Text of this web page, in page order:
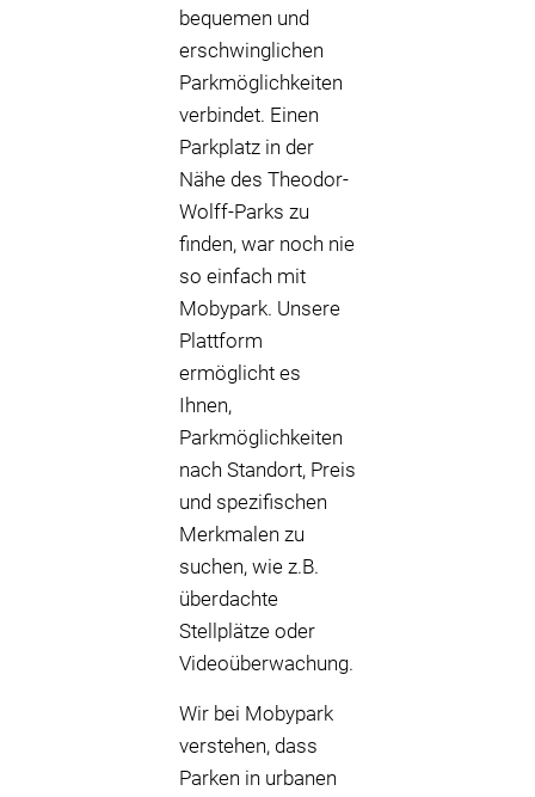
bequemen und
erschwinglichen
Parkmöglichkeiten
verbindet. Einen
Parkplatz in der
Nähe des Theodor-
Wolff-Parks zu
finden, war noch nie
so einfach mit
Mobypark. Unsere
Plattform
ermöglicht es
Ihnen,
Parkmöglichkeiten
nach Standort, Preis
und spezifischen
Merkmalen zu
suchen, wie z.B.
überdachte
Stellplätze oder
Videoüberwachung.
Wir bei Mobypark
verstehen, dass
Parken in urbanen